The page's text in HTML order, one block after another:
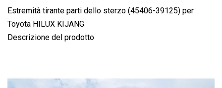
Estremità tirante parti dello sterzo (45406-39125) per
Toyota HILUX KIJANG
Descrizione del prodotto